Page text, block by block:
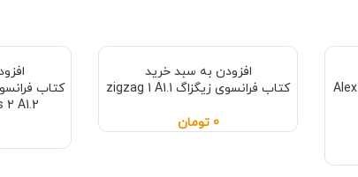
کتاب فرانسوی الکس ات زوئه Alex
افزودن به سبد خرید
کتاب فرانسوی زیگزاگ zigzag 1 A1.1
0 تومان
کتاب
A1.2